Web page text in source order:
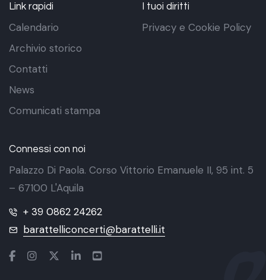
Link rapidi
Calendario
Archivio storico
Contatti
News
Comunicati stampa
I tuoi diritti
Privacy e Cookie Policy
Connessi con noi
Palazzo Di Paola. Corso Vittorio Emanuele II, 95 int. 5
– 67100 L'Aquila
+ 39 0862 24262
barattelliconcerti@barattelli.it